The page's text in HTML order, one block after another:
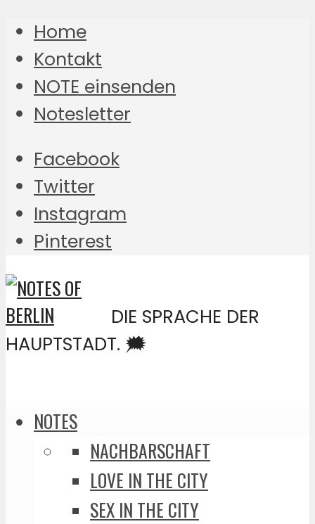
Home
Kontakt
NOTE einsenden
Notesletter
Facebook
Twitter
Instagram
Pinterest
DIE SPRACHE DER
HAUPTSTADT. 🗯️
NOTES
NACHBARSCHAFT
LOVE IN THE CITY
SEX IN THE CITY